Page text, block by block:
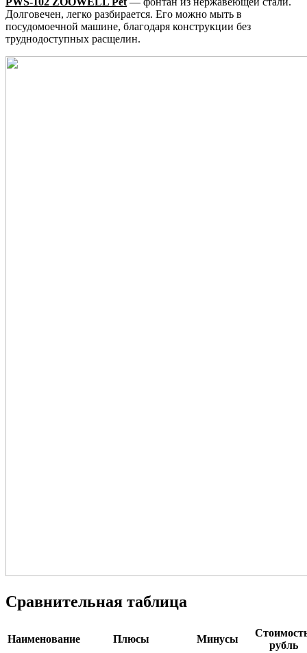
Долговечен, легко разбирается. Его можно мыть в
посудомоечной машине, благодаря конструкции без
труднодоступных расщелин.
Сравнительная таблица
Наименование Плюсы Минусы
рубль